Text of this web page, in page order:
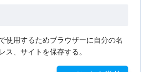
使用するためブラウザーに自分の名
ス、サイトを保存する。